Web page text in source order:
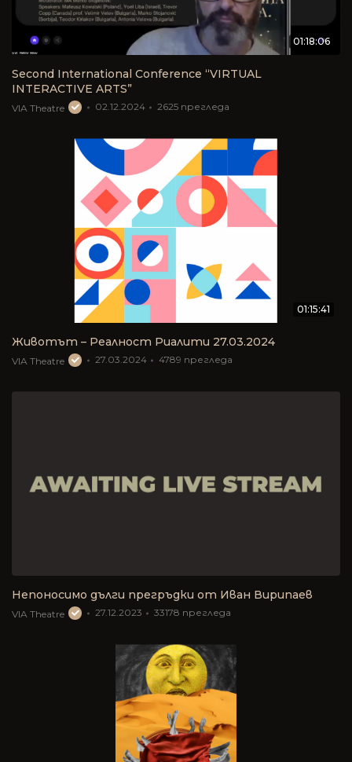
01:18:06
Second International Conference “VIRTUAL
INTERACTIVE ARTS”
VIA Theatre 02.12.2024 2625 прегледа
01:15:41
Животът – Реалност Риалити 27.03.2024
VIA Theatre 27.03.2024 4789 прегледа
Непоносимо дълги прегръдки от Иван Вирипаев
VIA Theatre 27.12.2023 33178 прегледа